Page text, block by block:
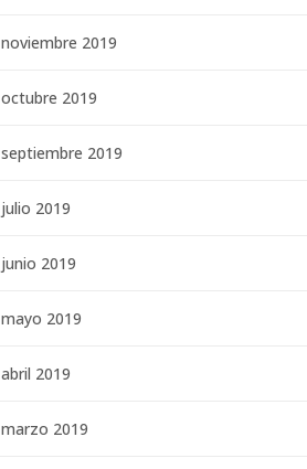
noviembre 2019
octubre 2019
septiembre 2019
julio 2019
junio 2019
mayo 2019
abril 2019
marzo 2019